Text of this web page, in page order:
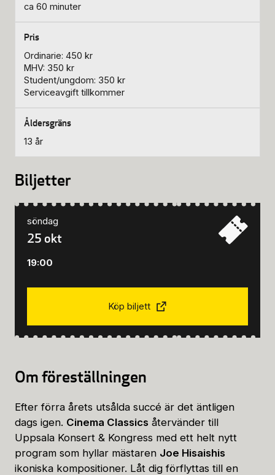
ca 60 minuter
Ordinarie: 450 kr
MHV: 350 kr
Student/ungdom: 350 kr
Serviceavgift tillkommer
13 år
Om föreställningen
Efter förra årets utsålda succé är det äntligen
dags igen. Cinema Classics återvänder till
Uppsala Konsert & Kongress med ett helt nytt
program som hyllar mästaren Joe Hisaishis
ikoniska kompositioner. Låt dig förflyttas till en
Biljetter
söndag
25 okt
19:00
Köp biljett